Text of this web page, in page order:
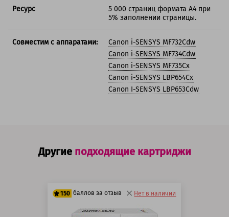
Ресурс
5 000 страниц формата А4 при
5% заполнении страницы.
Совместим с аппаратами:
Canon i-SENSYS MF732Cdw
Canon i-SENSYS MF734Cdw
Canon i-SENSYS MF735Cx
Canon i-SENSYS LBP654Cx
Canon I-SENSYS LBP653Cdw
Другие подходящие картриджи
150 баллов за отзыв Нет в наличии